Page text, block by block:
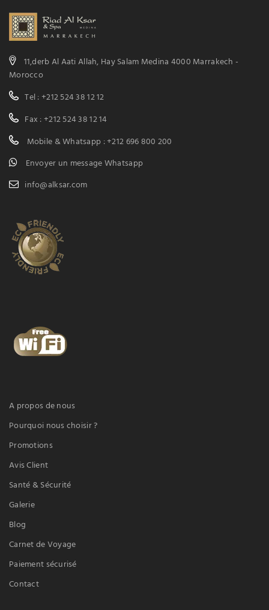
11,derb Al Aati Allah, Hay Salam Medina 4000 Marrakech -
Morocco
Tel : +212 524 38 12 12
Fax : +212 524 38 12 14
Mobile & Whatsapp : +212 696 800 200
Envoyer un message Whatsapp
info@alksar.com
A propos de nous
Pourquoi nous choisir ?
Promotions
Avis Client
Santé & Sécurité
Galerie
Blog
Carnet de Voyage
Paiement sécurisé
Contact